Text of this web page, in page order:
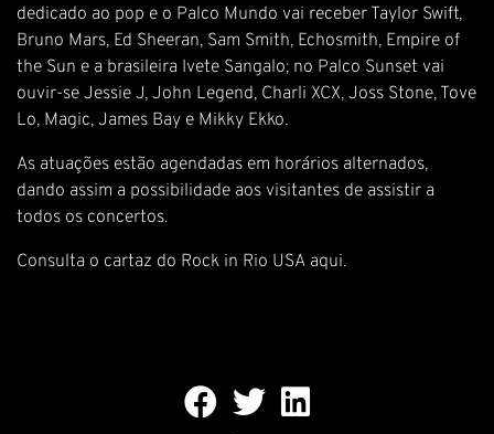
dedicado ao pop e o Palco Mundo vai receber Taylor Swift,
Bruno Mars, Ed Sheeran, Sam Smith, Echosmith, Empire of
the Sun e a brasileira Ivete Sangalo; no Palco Sunset vai
ouvir-se Jessie J, John Legend, Charli XCX, Joss Stone, Tove
Lo, Magic, James Bay e Mikky Ekko.
As atuações estão agendadas em horários alternados,
dando assim a possibilidade aos visitantes de assistir a
todos os concertos.
Consulta o cartaz do Rock in Rio USA aqui.